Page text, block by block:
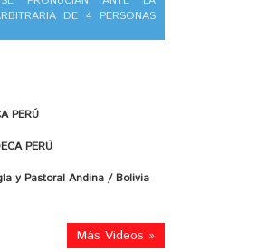
DE 4 PERSONAS
PERÚ
PERÚ
y Pastoral Andina / Bolivia
Más Videos »